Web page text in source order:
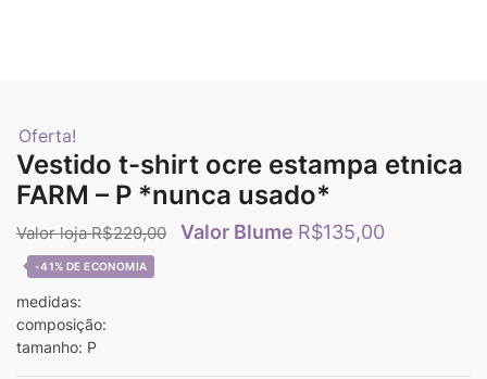
Oferta!
Vestido t-shirt ocre estampa etnica
FARM – P *nunca usado*
R$229,00 R$135,00
-41%
medidas:
composição:
tamanho: P